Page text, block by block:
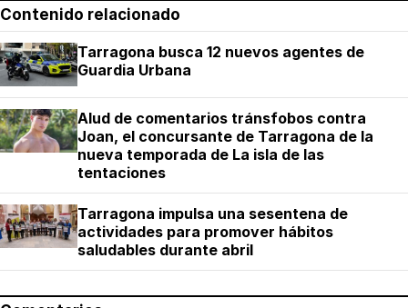
Contenido relacionado
Tarragona busca 12 nuevos agentes de
Guardia Urbana
Alud de comentarios tránsfobos contra
Joan, el concursante de Tarragona de la
nueva temporada de La isla de las
tentaciones
Tarragona impulsa una sesentena de
actividades para promover hábitos
saludables durante abril